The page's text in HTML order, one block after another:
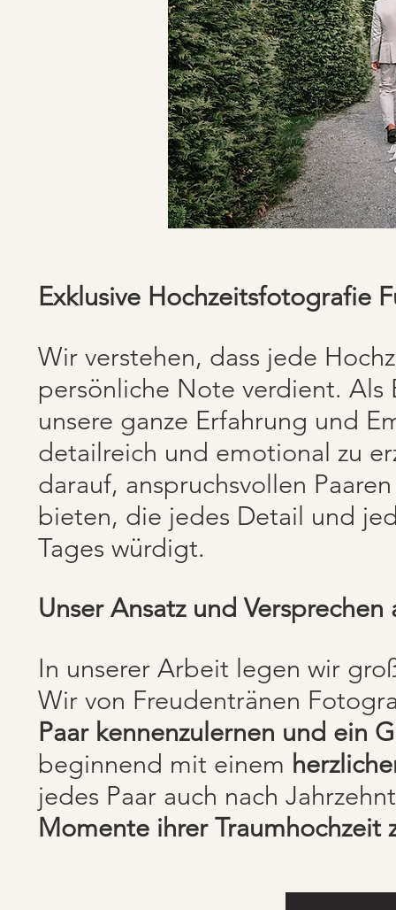
Exklusive Hochzeitsfotografie
Wir verstehen, dass jede
persönliche Note verdient.
unsere ganze Erfahrung und
detailreich und emotional zu
darauf, anspruchsvollen
bieten, die jedes Detail und
Tages würdigt.
Unser Ansatz und
In unserer Arbeit legen wir
Wir von Freudentränen
Paar kennenzulernen und ein
beginnend mit einem
jedes Paar auch nach
Momente ihrer Traumhochzeit